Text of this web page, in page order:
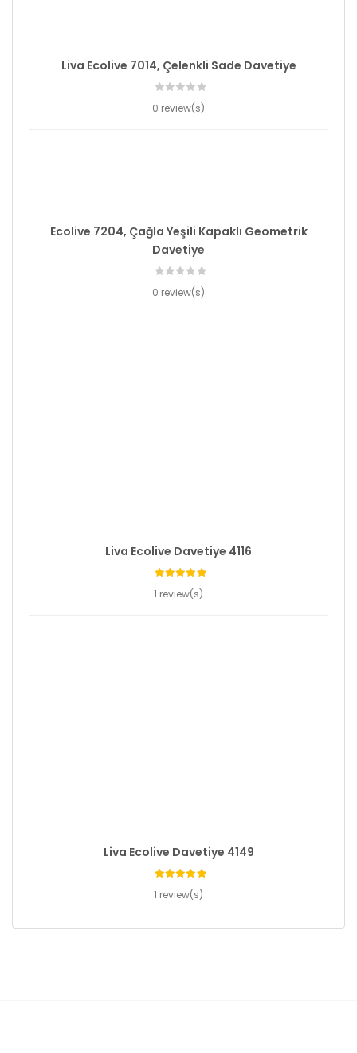
Liva Ecolive 7014, Çelenkli Sade Davetiye
0 review(s)
Ecolive 7204, Çağla Yeşili Kapaklı Geometrik
Davetiye
0 review(s)
Liva Ecolive Davetiye 4116
1 review(s)
Liva Ecolive Davetiye 4149
1 review(s)